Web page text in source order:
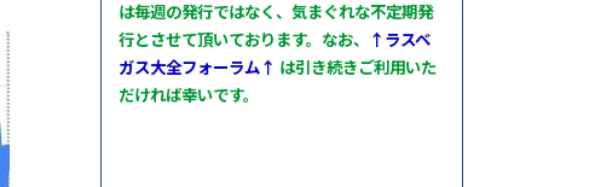
は毎週の発行ではなく、気まぐれな不定期発
行とさせて頂いております。なお、
↑ラスベ
ガス大全フォーラム↑ は引き続きご利用いた
だければ幸いです。